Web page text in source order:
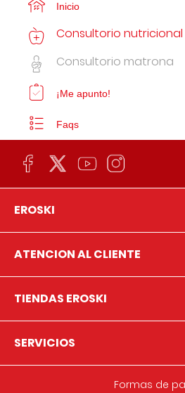
Inicio
Consultorio nutricional
Consultorio matrona
¡Me apunto!
Faqs
EROSKI
ATENCION AL CLIENTE
TIENDAS EROSKI
SERVICIOS
Formas de